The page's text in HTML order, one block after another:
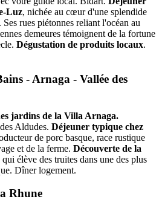
Luz, nichée au cœur d'une splendide
rues piétonnes reliant l'océan au
demeures témoignent de la fortune
Dégustation de produits locaux.
- Arnaga - Vallée des
jardins de la Villa Arnaga.
Aldudes. Déjeuner typique chez
de porc basque, race rustique
et de la ferme. Découverte de la
qui élève des truites dans une des plus
Dîner logement.
Rhune